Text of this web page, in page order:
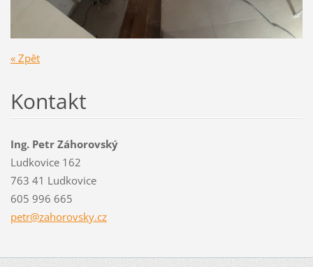
« Zpět
Kontakt
Ing. Petr Záhorovský
Ludkovice 162
763 41 Ludkovice
605 996 665
petr@zahorovsky.cz